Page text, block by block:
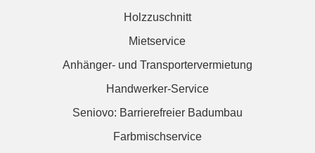
Holzzuschnitt
Mietservice
Anhänger- und Transportervermietung
Handwerker-Service
Seniovo: Barrierefreier Badumbau
Farbmischservice